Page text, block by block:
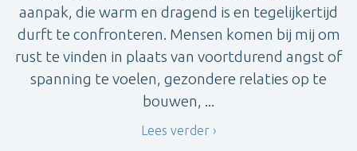
aanpak, die warm en dragend is en tegelijkertijd
durft te confronteren. Mensen komen bij mij om
rust te vinden in plaats van voortdurend angst of
spanning te voelen, gezondere relaties op te
bouwen, ...
Lees verder